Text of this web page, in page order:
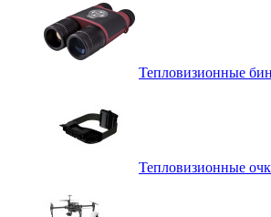
Тепловизионные
Тепловизионные